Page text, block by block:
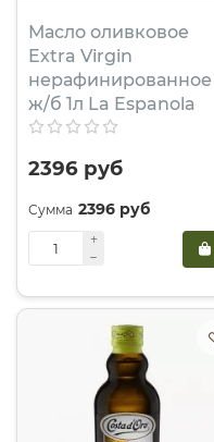
Масло оливковое
Extra Virgin
нерафинированное
ж/б 1л La Espanola
2396 руб
2396 руб